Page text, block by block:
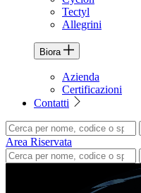
Tectyl
Allegrini
Biora
Azienda
Certificazioni
Contatti
Area Riservata